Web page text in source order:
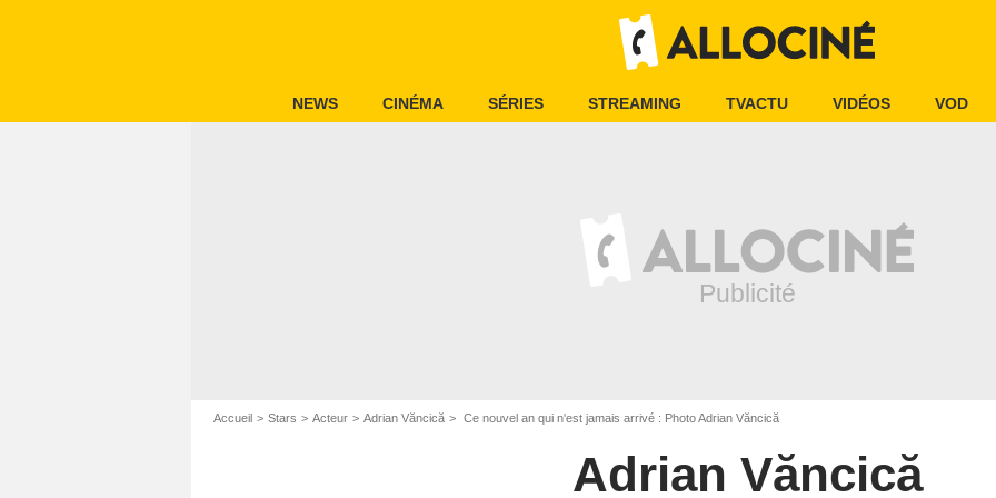
NEWS CINÉMA SÉRIES STREAMING TVACTU VIDÉOS VOD
Accueil Stars Acteur Adrian Văncică Ce nouvel an qui n'est jamais arrivé : Photo Adrian Văncică
Adrian Văncică